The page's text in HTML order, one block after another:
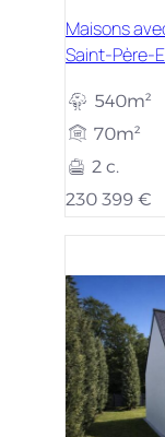
Maisons
Saint-Père-
540m²
70m²
2 c.
230 399 €